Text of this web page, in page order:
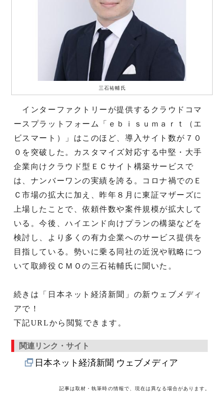
三石祐輔氏
インターファクトリーが提供するクラウドコマ
ースプラットフォーム「ｅｂｉｓｕｍａｒｔ（エ
ビスマート）」はこのほど、導入サイト数が７０
０を突破した。カスタマイズ対応する中堅・大手
企業向けクラウド型ＥＣサイト構築サービスで
は、ナンバーワンの実績を誇る。コロナ禍でのＥ
Ｃ市場の拡大に加え、昨年８月に東証マザーズに
上場したことで、依頼件数や案件規模が拡大して
いる。今後、ハイエンド向けプランの構築などを
検討し、より多くの有力企業へのサービス提供を
目指している。勢いに乗る同社の近況や戦略につ
いて取締役ＣＭＯの三石祐輔氏に聞いた。
続きは「日本ネット経済新聞」の新ウェブメディ
アで！
下記URLから閲覧できます。
関連リンク・サイト
日本ネット経済新聞 ウェブメディア
記事は取材・執筆時の情報で、現在は異なる場合があります。